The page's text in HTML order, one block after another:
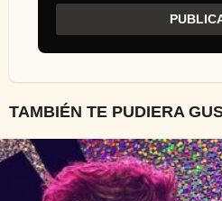
TAMBIÉN TE PUDIERA